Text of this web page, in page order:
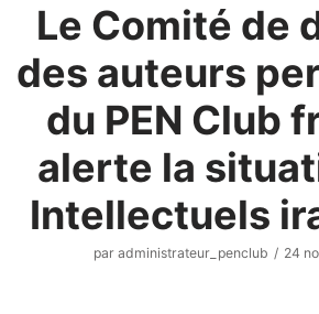
Le Comité de
des auteurs
du PEN Club
alerte la
Intellectuels
par administrateur_penclub 24